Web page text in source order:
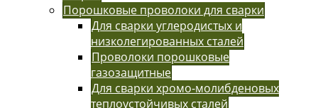
Порошковые проволоки для сварки
Для сварки углеродистых и
низколегированных сталей
Проволоки порошковые
газозащитные
Для сварки хромо-молибденовых
теплоустойчивых сталей